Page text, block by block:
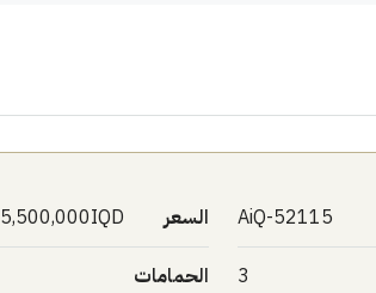
AiQ-52115 السعر 5,500,000IQD / للمتر
3 الحمامات